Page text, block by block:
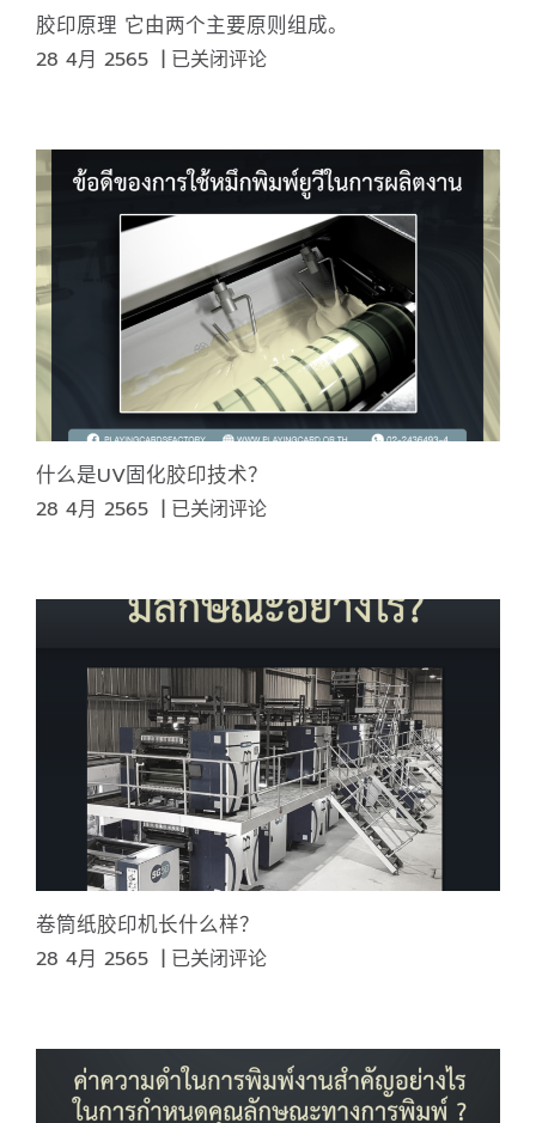
造
了
一
情，
而
颜
也
具
心
理
意
义。
胶印原理 它由两个主要原则组成。
28 4月 2565 | 胶
理
它
主
要
则
组
成。
已关闭评论
什么是UV固化胶印技术？
28 4月 2565 | 什
UV
固
胶
印
技
术？
已关闭评论
卷筒纸胶印机长什么样？
28 4月 2565
卷
胶
印
机
已关闭评论